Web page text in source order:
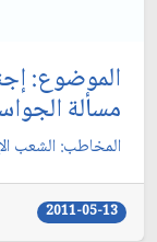
الموضوع:
مسألة
المخاطب: الشعب
2011-05-13